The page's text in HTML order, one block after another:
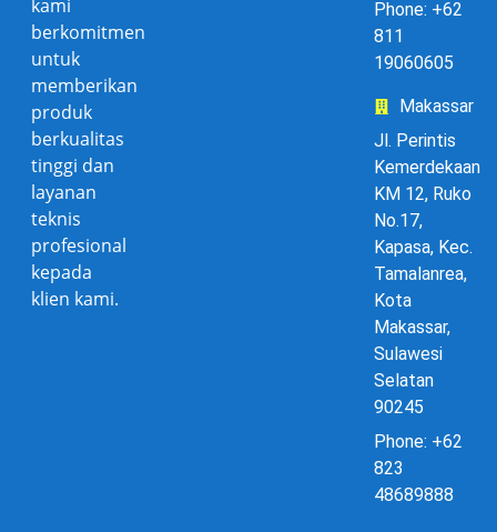
kami
berkomitmen
untuk
memberikan
produk
berkualitas
tinggi dan
layanan
teknis
profesional
kepada
klien kami.
Phone: +62
811
19060605
Makassar
Jl. Perintis
Kemerdekaan
KM 12, Ruko
No.17,
Kapasa, Kec.
Tamalanrea,
Kota
Makassar,
Sulawesi
Selatan
90245
Phone: +62
823
48689888